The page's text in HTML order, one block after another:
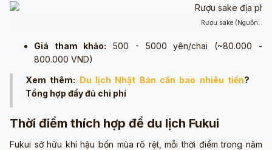
Rượu sake (Nguồn:
Giá tham khảo: 500 - 5000 yên/chai (~80.000 -
800.000 VND)
Xem thêm: Du lịch Nhật Bản cần bao nhiêu tiền?
Tổng hợp đẩy đủ chi phí
Thời điểm thích hợp để du lịch Fukui
Fukui sở hữu khí hậu bốn mùa rõ rệt, mỗi thời điểm trong năm